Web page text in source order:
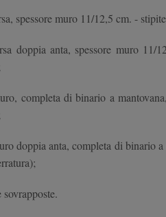
spessore muro 11/12,5 cm. -
doppia anta, spessore muro
completa di binario a
doppia anta, completa di binario
sovrapposte.